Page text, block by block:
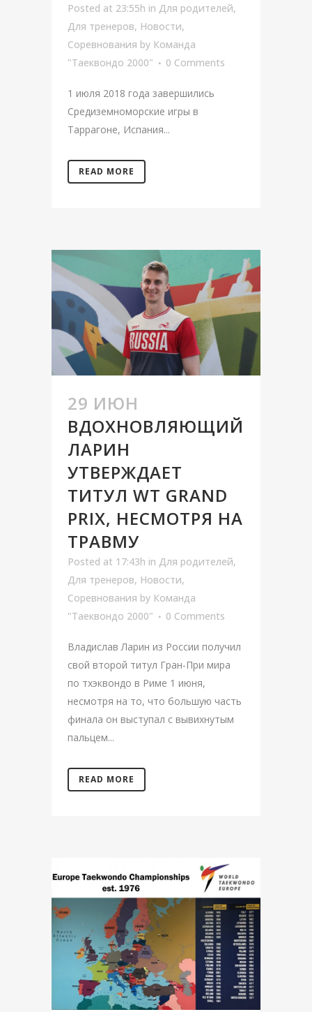
Posted at 23:55h in Для родителей,
Для тренеров, Новости,
Соревнования by Команда
"Таеквондо 2000"
0 Comments
1 июля 2018 года завершились
Средиземноморские игры в
Таррагоне, Испания...
READ MORE
29 ИЮН
ВДОХНОВЛЯЮЩИЙ
ЛАРИН
УТВЕРЖДАЕТ
ТИТУЛ WT GRAND
PRIX, НЕСМОТРЯ НА
ТРАВМУ
Posted at 17:43h in Для родителей,
Для тренеров, Новости,
Соревнования by Команда
"Таеквондо 2000"
0 Comments
Владислав Ларин из России получил
свой второй титул Гран-При мира
по тхэквондо в Риме 1 июня,
несмотря на то, что большую часть
финала он выступал с вывихнутым
пальцем...
READ MORE